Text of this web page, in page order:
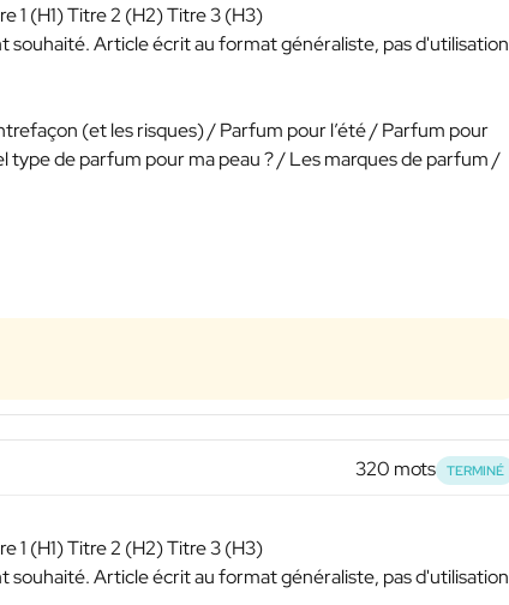
1 (H1) Titre 2 (H2) Titre 3 (H3)
souhaité. Article écrit au format généraliste, pas d'utilisation
(et les risques) / Parfum pour l’été / Parfum pour
type de parfum pour ma peau ? / Les marques de parfum /
320 mots TERMINÉ
1 (H1) Titre 2 (H2) Titre 3 (H3)
souhaité. Article écrit au format généraliste, pas d'utilisation